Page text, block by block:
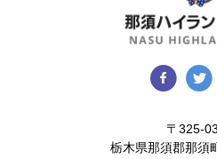
〒325-
栃木県那須郡那須